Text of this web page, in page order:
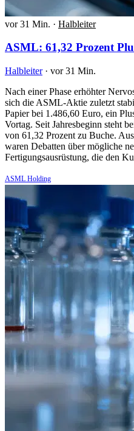
vor 31 Min. · Halbleiter
ASML: 61,32 Prozent
Halbleiter · vor 31 Min.
Nach einer Phase erhöhter
sich die ASML-Aktie zuletzt
Papier bei 1.486,60 Euro, ein
Vortag. Seit Jahresbeginn steht
von 61,32 Prozent zu Buche.
waren Debatten über mögliche
Fertigungsausrüstung, die den
ASML Holding